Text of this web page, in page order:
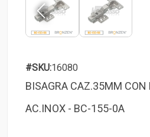
#SKU:16080
BISAGRA CAZ.35MM CON
AC.INOX - BC-155-0A